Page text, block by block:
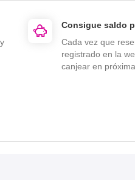
Consigue saldo
Cada vez que
registrado en la
canjear en